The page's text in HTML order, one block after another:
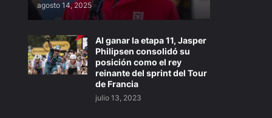
agosto 14, 2025
Al ganar la etapa 11, Jasper
Philipsen consolidó su
posición como el rey
reinante del sprint del Tour
de Francia
julio 13, 2023